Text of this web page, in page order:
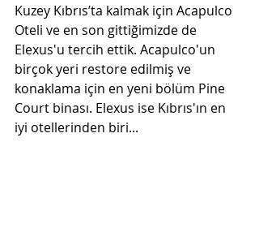
Kuzey Kıbrıs’ta kalmak için Acapulco
Oteli ve en son gittiğimizde de
Elexus'u tercih ettik. Acapulco'un
birçok yeri restore edilmiş ve
konaklama için en yeni bölüm Pine
Court binası. Elexus ise Kıbrıs'ın en
iyi otellerinden biri...